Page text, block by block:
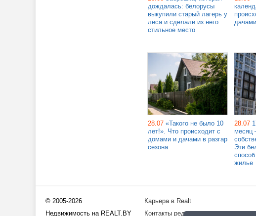
дождалась: белорусы
выкупили старый лагерь у
леса и сделали из него
стильное место
28.07 «Такого не было 10
лет!». Что происходит с
домами и дачами в разгар
сезона
28.07
месяц
Эти
жилье
© 2005-2026
Недвижимость на REALT.BY
Карьера в Realt
Контакты редакции